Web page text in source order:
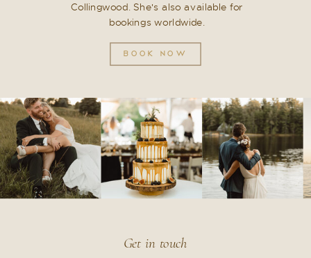
Get in touch
Collingwood. She's also available for
bookings worldwide.
BOOK NOW